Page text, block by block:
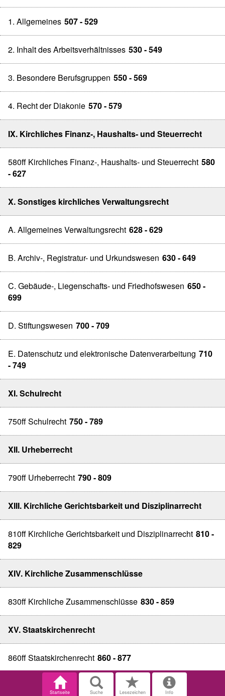
1. Allgemeines 507 - 529
2. Inhalt des Arbeitsverhältnisses 530 - 549
3. Besondere Berufsgruppen 550 - 569
4. Recht der Diakonie 570 - 579
IX. Kirchliches Finanz-, Haushalts- und Steuerrecht
580ff Kirchliches Finanz-, Haushalts- und Steuerrecht 580
- 627
X. Sonstiges kirchliches Verwaltungsrecht
A. Allgemeines Verwaltungsrecht 628 - 629
B. Archiv-, Registratur- und Urkundswesen 630 - 649
C. Gebäude-, Liegenschafts- und Friedhofswesen 650 -
699
D. Stiftungswesen 700 - 709
E. Datenschutz und elektronische Datenverarbeitung 710
- 749
XI. Schulrecht
750ff Schulrecht 750 - 789
XII. Urheberrecht
790ff Urheberrecht 790 - 809
XIII. Kirchliche Gerichtsbarkeit und Disziplinarrecht
810ff Kirchliche Gerichtsbarkeit und Disziplinarrecht 810 -
829
XIV. Kirchliche Zusammenschlüsse
830ff Kirchliche Zusammenschlüsse 830 - 859
XV. Staatskirchenrecht
860ff Staatskirchenrecht 860 - 877
Startseite Suche Lesezeichen Info